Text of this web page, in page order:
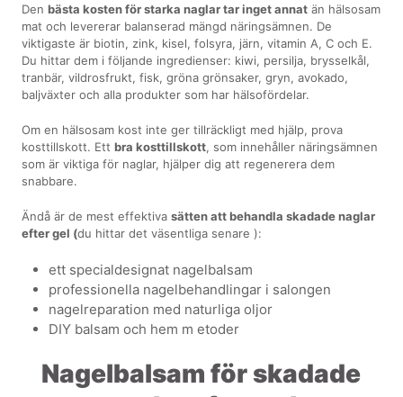
Denbästa kosten för starka naglar tar inget annat än hälsosam
mat och levererar balanserad mängd näringsämnen. De
viktigaste är biotin, zink, kisel, folsyra, järn, vitamin A, C och E.
Du hittar dem i följande ingredienser: kiwi, persilja, brysselkål,
tranbär, vildrosfrukt, fisk, gröna grönsaker, gryn, avokado,
baljväxter och alla produkter som har hälsofördelar.
Om en hälsosam kost inte ger tillräckligt med hjälp, prova
kosttillskott. Ettbra kosttillskott, som innehåller näringsämnen
som är viktiga för naglar, hjälper dig att regenerera dem
snabbare.
Ändå är de mest effektivasätten att behandla skadade naglar
efter gel (du hittar det väsentliga senare ):
ett specialdesignat nagelbalsam
professionella nagelbehandlingar i salongen
nagelreparation med naturliga oljor
DIY balsam och hem m etoder
Nagelbalsam för skadade